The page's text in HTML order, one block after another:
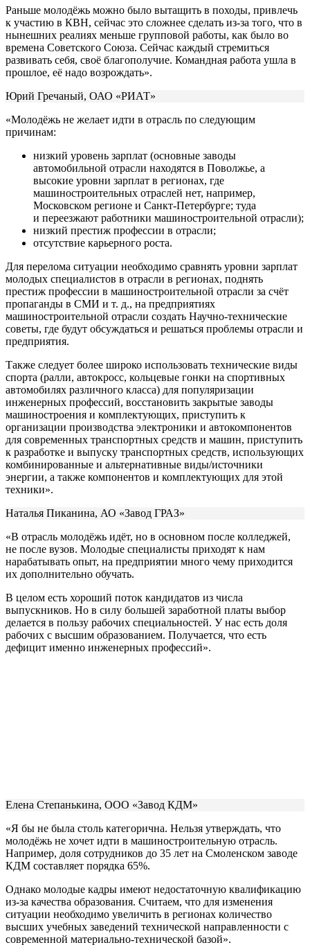
Раньше молодёжь можно было вытащить в походы, привлечь
к участию в КВН, сейчас это сложнее сделать из-за того, что в
нынешних реалиях меньше групповой работы, как было во
времена Советского Союза. Сейчас каждый стремиться
развивать себя, своё благополучие. Командная работа ушла в
прошлое, её надо возрождать».
Юрий Гречаный, ОАО «РИАТ»
«Молодёжь не желает идти в отрасль по следующим
причинам:
низкий уровень зарплат (основные заводы
автомобильной отрасли находятся в Поволжье, а
высокие уровни зарплат в регионах, где
машиностроительных отраслей нет, например,
Московском регионе и Санкт-Петербурге; туда
и переезжают работники машиностроительной отрасли);
низкий престиж профессии в отрасли;
отсутствие карьерного роста.
Для перелома ситуации необходимо сравнять уровни зарплат
молодых специалистов в отрасли в регионах, поднять
престиж профессии в машиностроительной отрасли за счёт
пропаганды в СМИ и т. д., на предприятиях
машиностроительной отрасли создать Научно-технические
советы, где будут обсуждаться и решаться проблемы отрасли и
предприятия.
Также следует более широко использовать технические виды
спорта (ралли, автокросс, кольцевые гонки на спортивных
автомобилях различного класса) для популяризации
инженерных профессий, восстановить закрытые заводы
машиностроения и комплектующих, приступить к
организации производства электроники и автокомпонентов
для современных транспортных средств и машин, приступить
к разработке и выпуску транспортных средств, использующих
комбинированные и альтернативные виды/источники
энергии, а также компонентов и комплектующих для этой
техники».
Наталья Пиканина, АО «Завод ГРАЗ»
«В отрасль молодёжь идёт, но в основном после колледжей,
не после вузов. Молодые специалисты приходят к нам
нарабатывать опыт, на предприятии много чему приходится
их дополнительно обучать.
В целом есть хороший поток кандидатов из числа
выпускников. Но в силу большей заработной платы выбор
делается в пользу рабочих специальностей. У нас есть доля
рабочих с высшим образованием. Получается, что есть
дефицит именно инженерных профессий».
Елена Степанькина, ООО «Завод КДМ»
«Я бы не была столь категорична. Нельзя утверждать, что
молодёжь не хочет идти в машиностроительную отрасль.
Например, доля сотрудников до 35 лет на Смоленском заводе
КДМ составляет порядка 65%.
Однако молодые кадры имеют недостаточную квалификацию
из-за качества образования. Считаем, что для изменения
ситуации необходимо увеличить в регионах количество
высших учебных заведений технической направленности с
современной материально-технической базой».